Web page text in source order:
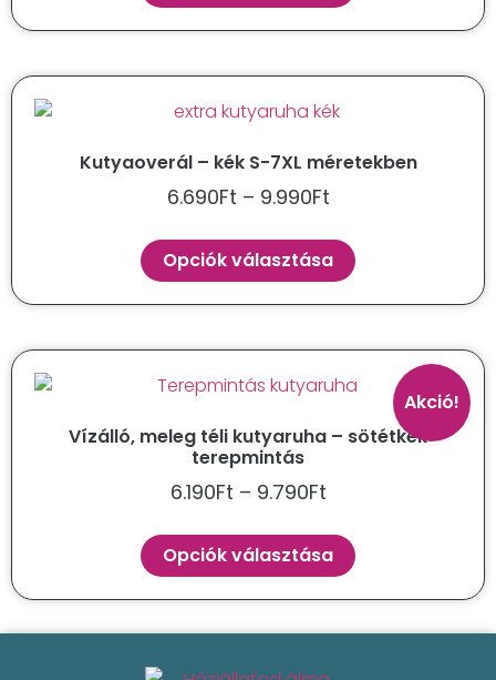
Kutyaoverál – kék S-7XL méretekben
6.690Ft – 9.990Ft
Opciók választása
Akció!
Vízálló, meleg téli kutyaruha – sötétkék
terepmintás
6.190Ft – 9.790Ft
Opciók választása